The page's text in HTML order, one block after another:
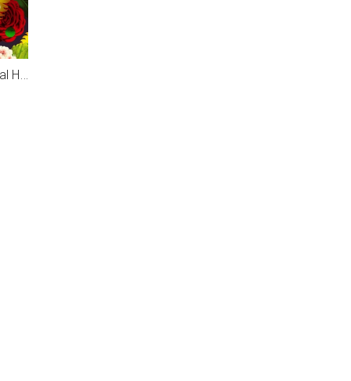
Tuyển Tập Nhạc Tropical House